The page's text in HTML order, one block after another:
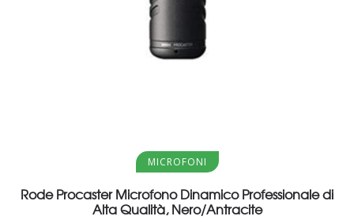
Aggiungi al carrello
MICROFONI
Rode Procaster Microfono Dinamico Professionale di
Alta Qualità, Nero/Antracite